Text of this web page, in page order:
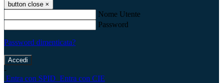
button close ×
Nome Utente
Password
Password dimenticata?
-
Entra con SPID Entra con CIE